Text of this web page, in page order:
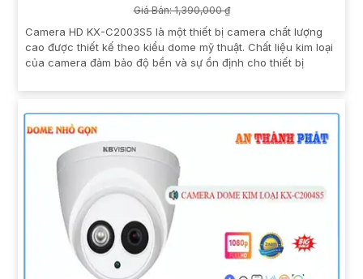
Giá Bán: 1,390,000 ₫
Camera HD KX-C2003S5 là một thiết bị camera chất lượng
cao được thiết kế theo kiểu dome mỹ thuật. Chất liệu kim loại
của camera đảm bảo độ bền và sự ổn định cho thiết bị